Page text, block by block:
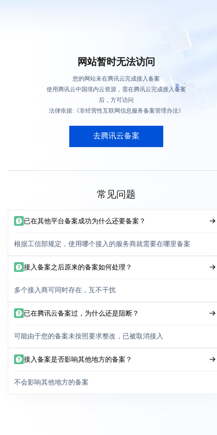
网站暂时无法访问
您的网站未在腾讯云完成接入备案
使用腾讯云中国境内云资源，需在腾讯云完成接入备案
后，方可访问
法律依据:《非经营性互联网信息服务备案管理办法》
去腾讯云备案
常见问题
已在其他平台备案成功为什么还要备案？
根据工信部规定，使用哪个接入的服务商就需要在哪里备案
接入备案之后原来的备案如何处理？
多个接入商可同时存在，互不干扰
已在腾讯云备案过，为什么还是阻断？
可能由于您的备案未按照要求整改，已被取消接入
接入备案是否影响其他地方的备案？
不会影响其他地方的备案